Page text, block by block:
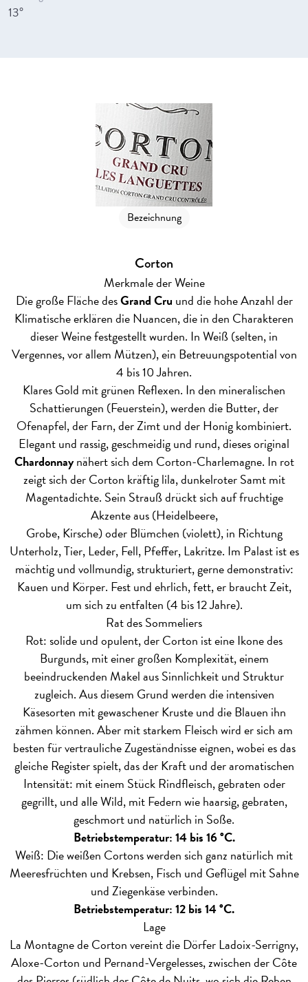
13°
Bezeichnung
Corton
Merkmale der Weine
Die große Fläche desGrand Cru und die hohe Anzahl der
Klimatische erklären die Nuancen, die in den Charakteren
dieser Weine festgestellt wurden. In Weiß (selten, in
Vergennes, vor allem Mützen), ein Betreuungspotential von
4 bis 10 Jahren.
Klares Gold mit grünen Reflexen. In den mineralischen
Schattierungen (Feuerstein), werden die Butter, der
Ofenapfel, der Farn, der Zimt und der Honig kombiniert.
Elegant und rassig, geschmeidig und rund, dieses original
Chardonnaynähert sich dem Corton-Charlemagne. In rot
zeigt sich der Corton kräftig lila, dunkelroter Samt mit
Magentadichte. Sein Strauß drückt sich auf fruchtige
Akzente aus (Heidelbeere,
Grobe, Kirsche) oder Blümchen (violett), in Richtung
Unterholz, Tier, Leder, Fell, Pfeffer, Lakritze. Im Palast ist es
mächtig und vollmundig, strukturiert, gerne demonstrativ:
Kauen und Körper. Fest und ehrlich, fett, er braucht Zeit,
um sich zu entfalten (4 bis 12 Jahre).
Rat des Sommeliers
Rot: solide und opulent, der Corton ist eine Ikone des
Burgunds, mit einer großen Komplexität, einem
beeindruckenden Makel aus Sinnlichkeit und Struktur
zugleich. Aus diesem Grund werden die intensiven
Käsesorten mit gewaschener Kruste und die Blauen ihn
zähmen können. Aber mit starkem Fleisch wird er sich am
besten für vertrauliche Zugeständnisse eignen, wobei es das
gleiche Register spielt, das der Kraft und der aromatischen
Intensität: mit einem Stück Rindfleisch, gebraten oder
gegrillt, und alle Wild, mit Federn wie haarsig, gebraten,
geschmort und natürlich in Soße.
Betriebstemperatur: 14 bis 16 °C.
Weiß: Die weißen Cortons werden sich ganz natürlich mit
Meeresfrüchten und Krebsen, Fisch und Geflügel mit Sahne
und Ziegenkäse verbinden.
Betriebstemperatur: 12 bis 14 °C.
Lage
La Montagne de Corton vereint die Dörfer Ladoix-Serrigny,
Aloxe-Corton und Pernand-Vergelesses, zwischen der Côte